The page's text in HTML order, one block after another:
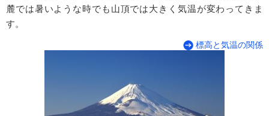
麓では暑いような時でも山頂では大きく気温が変わってきま
す。
標高と気温の関係